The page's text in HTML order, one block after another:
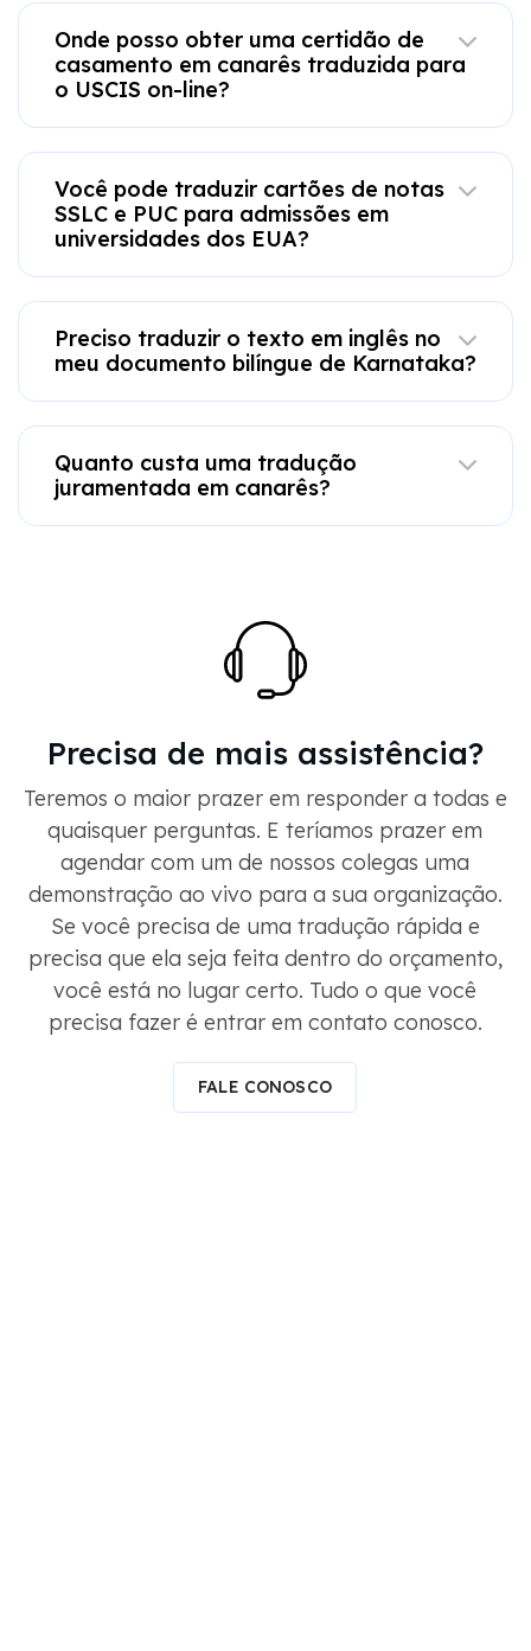
Onde posso obter uma certidão de
casamento em canarês traduzida para
o USCIS on-line?
Você pode traduzir cartões de notas
SSLC e PUC para admissões em
universidades dos EUA?
Preciso traduzir o texto em inglês no
meu documento bilíngue de Karnataka?
Quanto custa uma tradução
juramentada em canarês?
Precisa de mais assistência?
Teremos o maior prazer em responder a todas e
quaisquer perguntas. E teríamos prazer em
agendar com um de nossos colegas uma
demonstração ao vivo para a sua organização.
Se você precisa de uma tradução rápida e
precisa que ela seja feita dentro do orçamento,
você está no lugar certo. Tudo o que você
precisa fazer é entrar em contato conosco.
FALE CONOSCO